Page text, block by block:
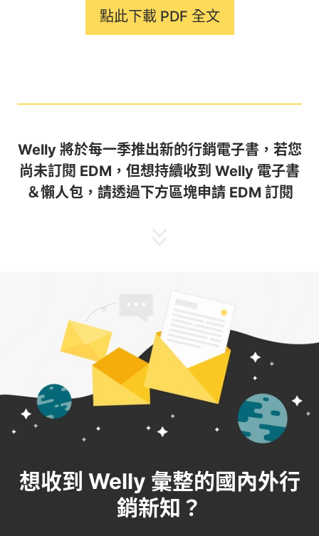
點此下載 PDF 全文
Welly 將於每一季推出新的行銷電子書，若您
尚未訂閱 EDM，但想持續收到 Welly 電子書
＆懶人包，請透過下方區塊申請 EDM 訂閱
想收到 Welly 彙整的國內外行
銷新知？